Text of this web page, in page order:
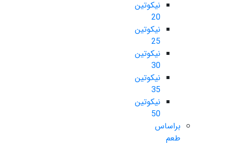
نیکوتین
20
نیکوتین
25
نیکوتین
30
نیکوتین
35
نیکوتین
50
براساس
طعم